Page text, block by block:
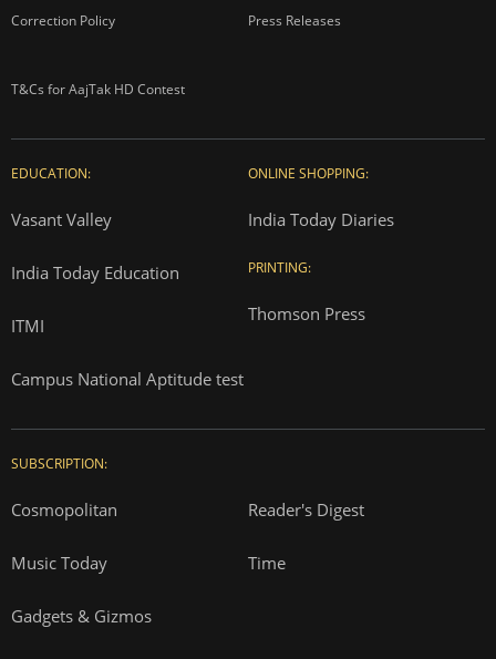
Correction Policy Press Releases
T&Cs for AajTak HD Contest
EDUCATION:
Vasant Valley
India Today Education
ITMI
Campus National Aptitude test
ONLINE SHOPPING:
India Today Diaries
PRINTING:
Thomson Press
SUBSCRIPTION:
Cosmopolitan Reader's Digest
Music Today Time
Gadgets & Gizmos